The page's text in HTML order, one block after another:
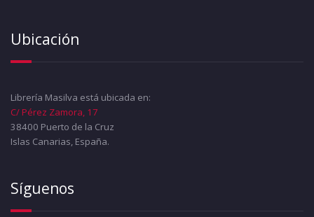
Ubicación
Librería Masilva está ubicada en:
C/ Pérez Zamora, 17
38400 Puerto de la Cruz
Islas Canarias, España.
Síguenos